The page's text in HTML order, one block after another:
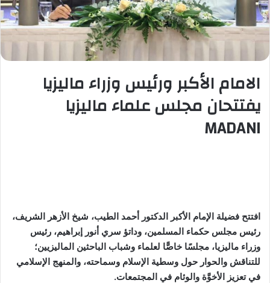
الامام الأكبر ورئيس وزراء ماليزيا
يفتتحان مجلس علماء ماليزيا
MADANI
افتتح فضيلة الإمام الأكبر الدكتور أحمد الطيب، شيخ الأزهر الشريف،
رئيس مجلس حكماء المسلمين، وداتؤ سري أنور إبراهيم، رئيس
وزراء ماليزيا، مجلسًا خاصًّا لعلماء وشباب الباحثين الماليزيين؛
للتناقش والحوار حول وسطية الإسلام وسماحته، والمنهج الإسلامي
في تعزيز الأخوَّة والوئام في المجتمعات.